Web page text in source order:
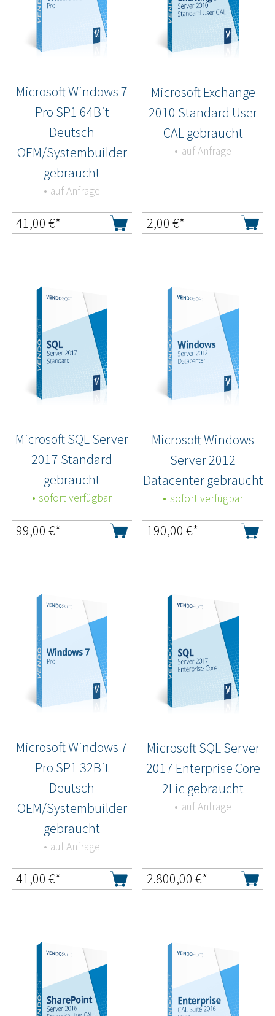
Microsoft Windows 7
Pro SP1 64Bit
Deutsch
OEM/Systembuilder
gebraucht
auf Anfrage
41,00 €*
Microsoft Exchange
2010 Standard User
CAL gebraucht
auf Anfrage
2,00 €*
Microsoft SQL Server
2017 Standard
gebraucht
sofort verfügbar
99,00 €*
Microsoft Windows
Server 2012
Datacenter gebraucht
sofort verfügbar
190,00 €*
Microsoft Windows 7
Pro SP1 32Bit
Deutsch
OEM/Systembuilder
gebraucht
auf Anfrage
41,00 €*
Microsoft SQL Server
2017 Enterprise Core
2Lic gebraucht
auf Anfrage
2.800,00 €*